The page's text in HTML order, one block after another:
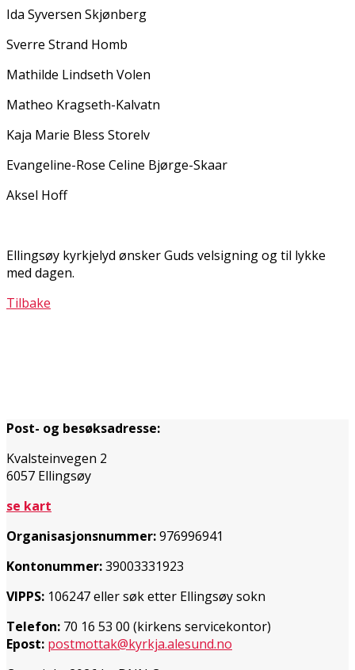
Ida Syversen Skjønberg
Sverre Strand Homb
Mathilde Lindseth Volen
Matheo Kragseth-Kalvatn
Kaja Marie Bless Storelv
Evangeline-Rose Celine Bjørge-Skaar
Aksel Hoff
Ellingsøy kyrkjelyd ønsker Guds velsigning og til lykke
med dagen.
Tilbake
Post- og besøksadresse:
Kvalsteinvegen 2
6057 Ellingsøy
se kart
Organisasjonsnummer:976996941
Kontonummer:39003331923
VIPPS: 106247 eller søk etter Ellingsøy sokn
Telefon: 70 16 53 00 (kirkens servicekontor)
Epost: postmottak@kyrkja.alesund.no